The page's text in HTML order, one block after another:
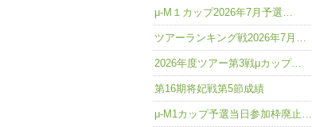
μ-M１カップ2026年7月予選…
ツアーランキング戦2026年7月…
2026年度ツアー第3戦μカップ…
第16期将妃戦第5節成績
μ-M1カップ予選当日参加枠廃止…